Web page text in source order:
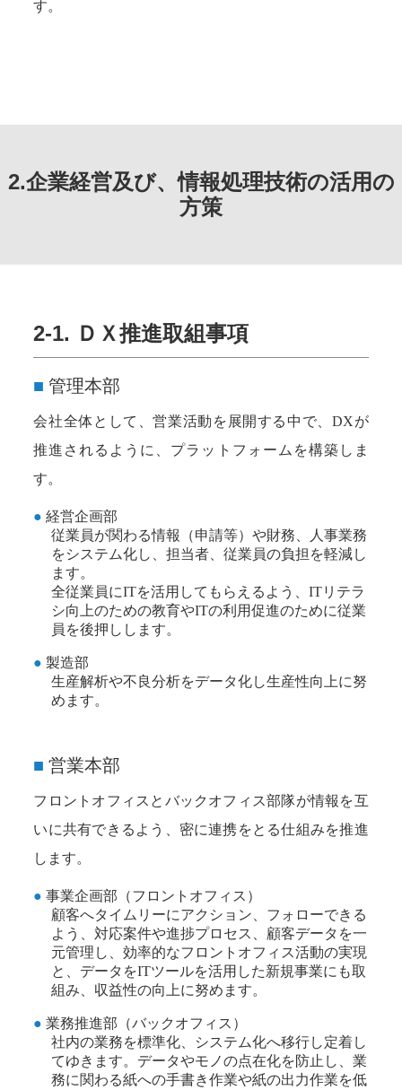
す。
2.企業経営及び、情報処理技術の活用の
方策
2-1. ＤＸ推進取組事項
管理本部
会社全体として、営業活動を展開する中で、DXが
推進されるように、プラットフォームを構築しま
す。
経営企画部
従業員が関わる情報（申請等）や財務、人事業務
をシステム化し、担当者、従業員の負担を軽減し
ます。
全従業員にITを活用してもらえるよう、ITリテラ
シ向上のための教育やITの利用促進のために従業
員を後押しします。
製造部
生産解析や不良分析をデータ化し生産性向上に努
めます。
営業本部
フロントオフィスとバックオフィス部隊が情報を互
いに共有できるよう、密に連携をとる仕組みを推進
します。
事業企画部（フロントオフィス）
顧客へタイムリーにアクション、フォローできる
よう、対応案件や進捗プロセス、顧客データを一
元管理し、効率的なフロントオフィス活動の実現
と、データをITツールを活用した新規事業にも取
組み、収益性の向上に努めます。
業務推進部（バックオフィス）
社内の業務を標準化、システム化へ移行し定着し
てゆきます。データやモノの点在化を防止し、業
務に関わる紙への手書き作業や紙の出力作業を低